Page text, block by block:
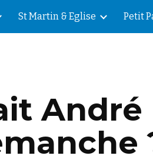
Skip to
St Martin & Eglise Petit
André